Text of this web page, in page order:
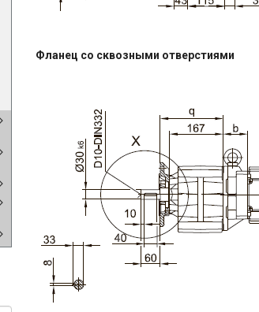
Фланец со сквозными отверстиями